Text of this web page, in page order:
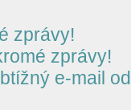
zprávy!
zprávy!
e-mail